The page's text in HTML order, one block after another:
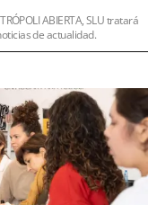
ABIERTA, SLU tratará
de actualidad.